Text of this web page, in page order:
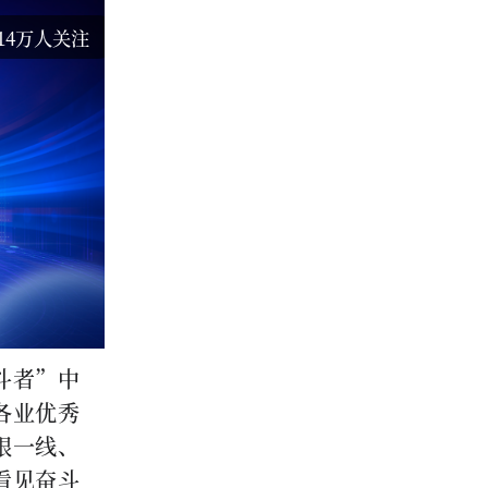
万人关注
者”中
业优秀
线、
见奋斗